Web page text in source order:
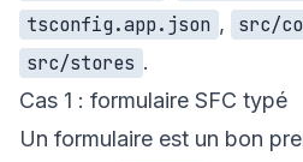
tsconfig.app.json , src/
src/stores .
Cas 1 : formulaire SFC typé
Un formulaire est un bon